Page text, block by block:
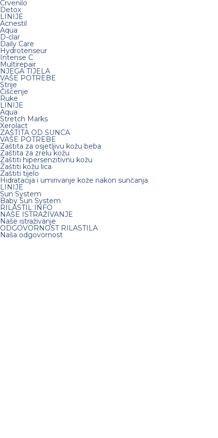
Crvenilo
Detox
LINIJE
Acnestil
Aqua
D-clar
Daily Care
Hydrotenseur
Intense C
Multirepair
NJEGA TIJELA
VAŠE POTREBE
Strije
Čišćenje
Ruke
LINIJE
Aqua
Stretch Marks
Xerolact
ZAŠTITA OD SUNCA
VAŠE POTREBE
Zaštita za osjetljivu kožu beba
Zaštita za zrelu kožu
Zaštiti hipersenzitivnu kožu
Zaštiti kožu lica
Zaštiti tijelo
Hidratacija i umirivanje kože nakon sunčanja
LINIJE
Sun System
Baby Sun System
RILASTIL INFO
NAŠE ISTRAŽIVANJE
Naše istraživanje
ODGOVORNOST RILASTILA
Naša odgovornost